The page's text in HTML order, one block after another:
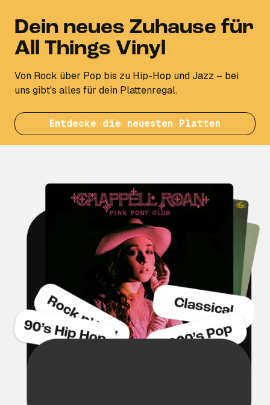
Dein neues Zuhause für
All Things Vinyl
Von Rock über Pop bis zu Hip-Hop und Jazz – bei
uns gibt's alles für dein Plattenregal.
Entdecke die neuesten Platten